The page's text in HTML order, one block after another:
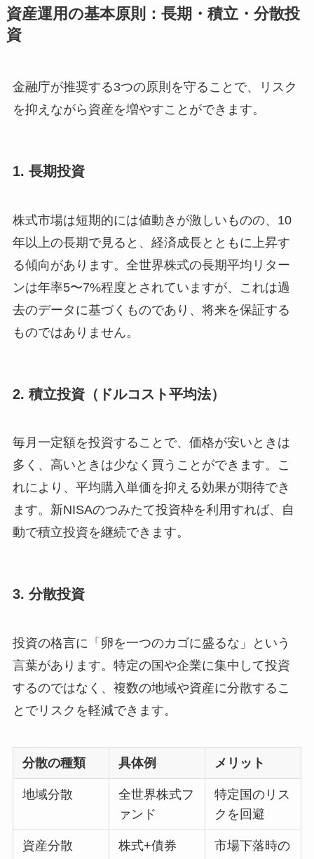
資産運用の基本原則：長期・積立・分散投
資
金融庁が推奨する3つの原則を守ることで、リスク
を抑えながら資産を増やすことができます。
1. 長期投資
株式市場は短期的には値動きが激しいものの、10
年以上の長期で見ると、経済成長とともに上昇す
る傾向があります。全世界株式の長期平均リター
ンは年率5〜7%程度とされていますが、これは過
去のデータに基づくものであり、将来を保証する
ものではありません。
2. 積立投資（ドルコスト平均法）
毎月一定額を投資することで、価格が安いときは
多く、高いときは少なく買うことができます。こ
れにより、平均購入単価を抑える効果が期待でき
ます。新NISAのつみたて投資枠を利用すれば、自
動で積立投資を継続できます。
3. 分散投資
投資の格言に「卵を一つのカゴに盛るな」という
言葉があります。特定の国や企業に集中して投資
するのではなく、複数の地域や資産に分散するこ
とでリスクを軽減できます。
分散の種類 具体例 メリット
地域分散
全世界株式フ
ァンド
特定国のリス
クを回避
資産分散
株式+債券
市場下落時の